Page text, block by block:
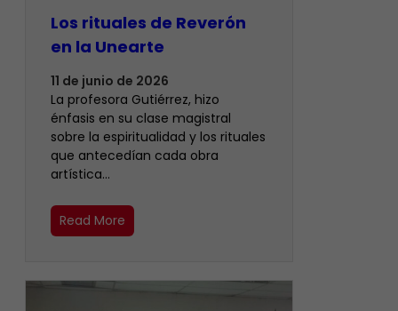
Los rituales de Reverón
en la Unearte
11 de junio de 2026
La profesora Gutiérrez, hizo
énfasis en su clase magistral
sobre la espiritualidad y los rituales
que antecedían cada obra
artística…
Read More